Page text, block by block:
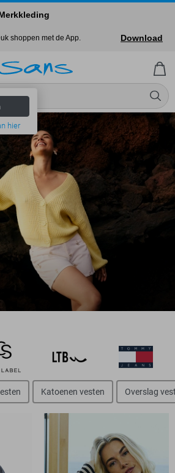
hier
Katoenen vesten Overslag
shoppen met de App.
Download